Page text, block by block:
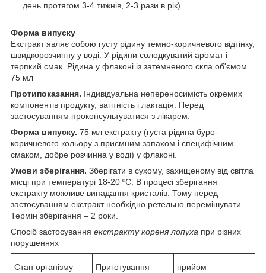
день протягом 3-4 тижнів, 2-3 рази в рік).
Форма випуску
Екстракт являє собою густу рідину темно-коричневого відтінку,
швидкорозчинну у воді. У рідини солодкуватий аромат і
терпкий смак. Рідина у флаконі із затемненого скла об'ємом
75 мл
Протипоказання. Індивідуальна непереносимість окремих
компонентів продукту, вагітність і лактація. Перед
застосуванням проконсультуватися з лікарем.
Форма випуску. 75 мл екстракту (густа рідина буро-
коричневого кольору з приємним запахом і специфічним
смаком, добре розчинна у воді) у флаконі.
Умови зберігання. Зберігати в сухому, захищеному від світла
місці при температурі 18-20 ºС. В процесі зберігання
екстракту можливе випадання кристалів. Тому перед
застосуванням екстракт необхідно ретельно перемішувати.
Термін зберігання – 2 роки.
Спосіб застосування екстракту кореня лопуха при різних
порушеннях
Стан організму
Приготування
прийом